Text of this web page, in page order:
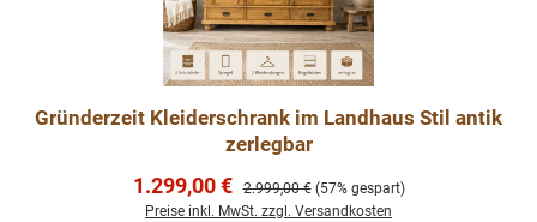
Gründerzeit Kleiderschrank im Landhaus Stil antik
zerlegbar
Verkaufspreis:
1.299,00 € Regulärer Preis:
2.999,00 € (57% gespart)
Preise inkl. MwSt. zzgl. Versandkosten